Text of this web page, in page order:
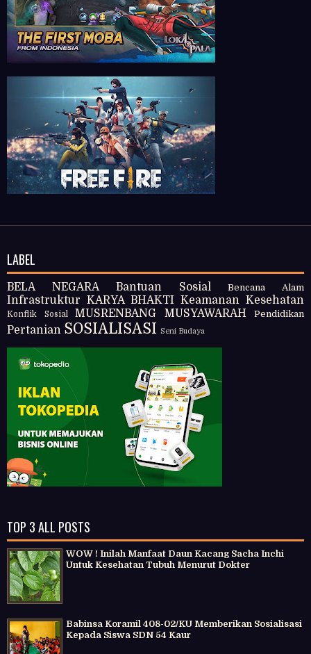
LABEL
BELA NEGARA Bantuan Sosial Bencana Alam
Infrastruktur KARYA BHAKTI Keamanan Kesehatan
Konflik Sosial MUSRENBANG MUSYAWARAH Pendidikan
Pertanian SOSIALISASI Seni Budaya
TOP 3 ALL POSTS
WOW ! Inilah Manfaat Daun Kacang Sacha Inchi
Untuk Kesehatan Tubuh Menurut Dokter
Babinsa Koramil 408-02/KU Memberikan Sosialisasi
Kepada Siswa SDN 54 Kaur